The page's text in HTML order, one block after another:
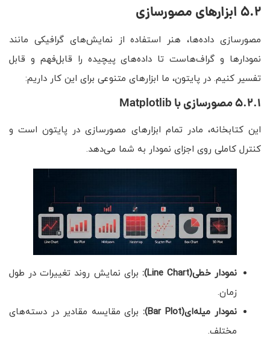
5.2 ابزارهای مصورسازی
مصورسازی داده‌ها، هنر استفاده از نمایش‌های گرافیکی مانند
نمودارها و گراف‌هاست تا داده‌های پیچیده را قابل‌فهم و قابل
تفسیر کنیم. در پایتون، ما ابزارهای متنوعی برای این کار داریم:
5.2.1 مصورسازی با Matplotlib
این کتابخانه، مادر تمام ابزارهای مصورسازی در پایتون است و
کنترل کاملی روی اجزای نمودار به شما می‌دهد.
نمودار خطی(Line Chart)
: برای نمایش روند تغییرات در طول
زمان.
نمودار میله‌ای(Bar Plot)
: برای مقایسه مقادیر در دسته‌های
مختلف.